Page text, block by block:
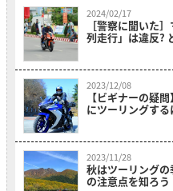
2024/02/17
［警察に聞いた
列走行」は違反?
2023/12/08
【ビギナーの疑
にツーリングす
2023/11/28
秋はツーリング
の注意点を知ろう